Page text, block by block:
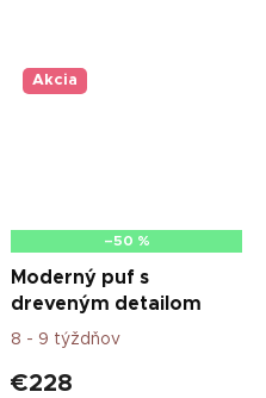
Akcia
–50 %
Moderný puf s
dreveným detailom
8 - 9 týždňov
€228